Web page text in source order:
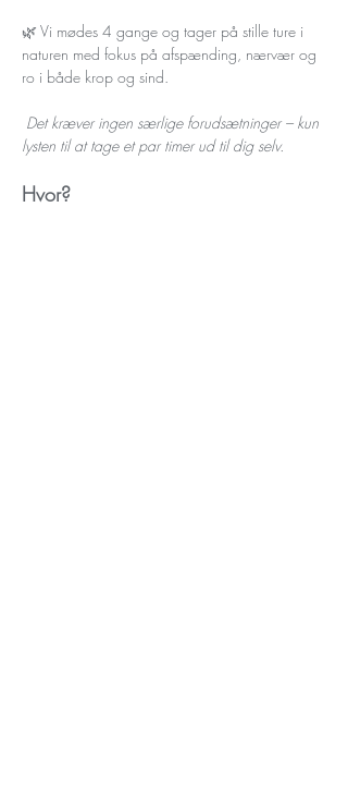
🌿 Vi mødes 4 gange og tager på stille ture i
naturen med fokus på afspænding, nærvær og
ro i både krop og sind.
Det kræver ingen særlige forudsætninger – kun
lysten til at tage et par timer ud til dig selv.
Hvor?